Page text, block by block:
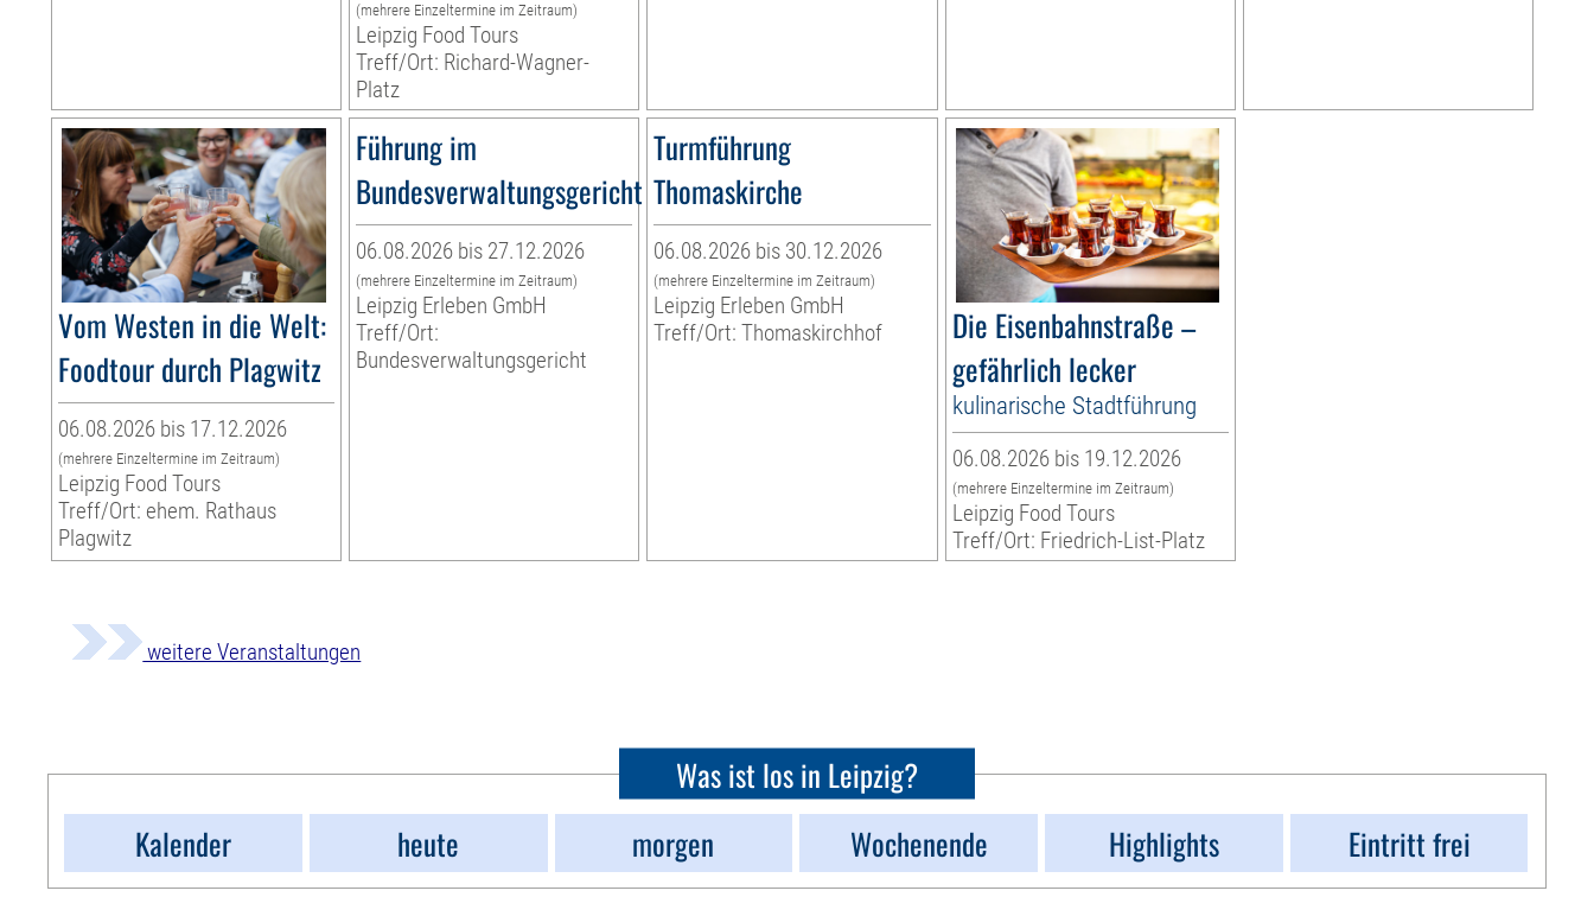
(mehrere Einzeltermine im Zeitraum)
Leipzig Food Tours
Treff/Ort: Richard-Wagner-
Platz
Vom Westen in die Welt:
Foodtour durch Plagwitz
06.08.2026 bis 17.12.2026
(mehrere Einzeltermine im Zeitraum)
Leipzig Food Tours
Treff/Ort: ehem. Rathaus
Plagwitz
Führung im
Bundesverwaltungsgericht
06.08.2026 bis 27.12.2026
(mehrere Einzeltermine im Zeitraum)
Leipzig Erleben GmbH
Treff/Ort:
Bundesverwaltungsgericht
Turmführung
Thomaskirche
06.08.2026 bis 30.12.2026
(mehrere Einzeltermine im Zeitraum)
Leipzig Erleben GmbH
Treff/Ort: Thomaskirchhof
Die Eisenbahnstraße –
gefährlich lecker
kulinarische Stadtführung
06.08.2026 bis 19.12.2026
(mehrere Einzeltermine im Zeitraum)
Leipzig Food Tours
Treff/Ort: Friedrich-List-Platz
weitere Veranstaltungen
Was ist los in Leipzig?
Kalender
heute morgen Wochenende Highlights Eintritt frei